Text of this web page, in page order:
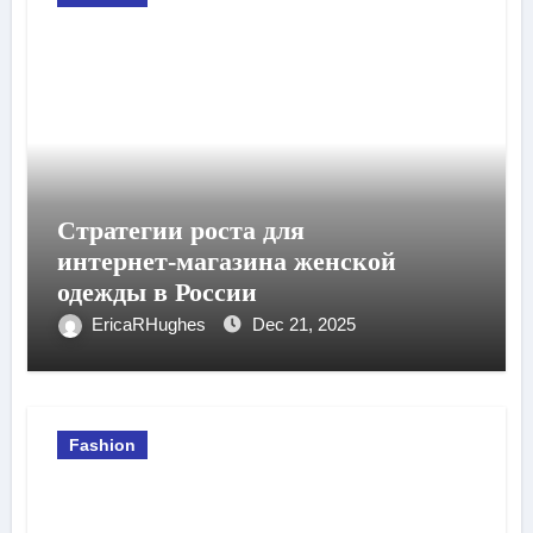
Стратегии роста для
интернет‑магазина женской
одежды в России
EricaRHughes Dec 21, 2025
Fashion